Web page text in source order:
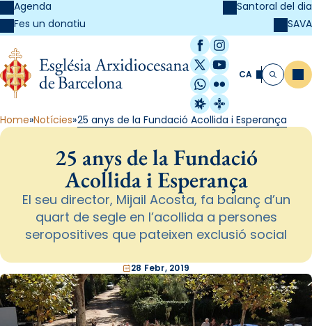
Agenda
Fes un donatiu
Santoral del dia
SAVA
Facebook
Instagram
X / Twitter
YouTube
WhatsApp
Flickr
Radio Estel
Catalunya
CA Cerca
Home Notícies 25 anys de la Fundació Acollida i Esperança
25 anys de la Fundació
Acollida i Esperança
El seu director, Mijail Acosta, fa balanç d’un
quart de segle en l’acollida a persones
seropositives que pateixen exclusió social
28 Febr, 2019